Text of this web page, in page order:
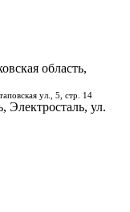
область,
ул., 5, стр. 14
Электросталь, ул.